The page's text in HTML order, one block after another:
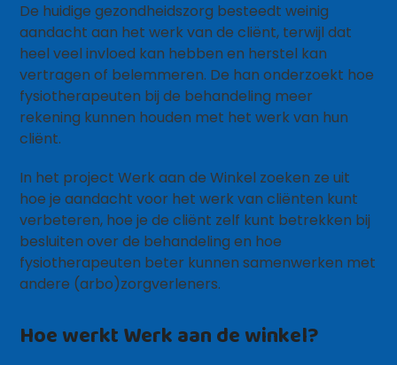
De huidige gezondheidszorg besteedt weinig
aandacht aan het werk van de cliënt, terwijl dat
heel veel invloed kan hebben en herstel kan
vertragen of belemmeren. De han onderzoekt hoe
fysiotherapeuten bij de behandeling meer
rekening kunnen houden met het werk van hun
cliënt.
In het project Werk aan de Winkel zoeken ze uit
hoe je aandacht voor het werk van cliënten kunt
verbeteren, hoe je de cliënt zelf kunt betrekken bij
besluiten over de behandeling en hoe
fysiotherapeuten beter kunnen samenwerken met
andere (arbo)zorgverleners.
Hoe werkt Werk aan de winkel?